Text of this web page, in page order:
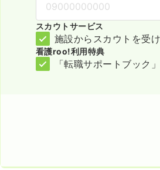
スカウトサービス
施設からスカウトを受
看護roo!利用特典
「転職サポートブック